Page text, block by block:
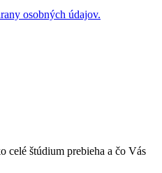
osobných údajov.
celé štúdium prebieha a čo Vás